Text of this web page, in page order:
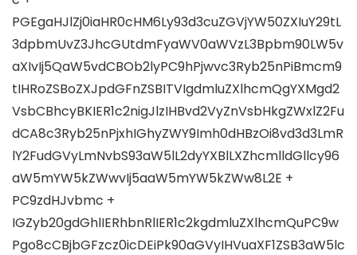
PGEgaHJlZj0iaHR0cHM6Ly93d3cuZGVjYW50ZXIuY29tL
3dpbmUvZ3JhcGUtdmFyaWV0aWVzL3Bpbm90LW5v
aXIvIj5QaW5vdCBOb2lyPC9hPjwvc3Ryb25nPiBmcm9
tIHRoZSBoZXJpdGFnZSBITVIgdmluZXlhcmQgYXMgd2
VsbCBhcyBKIER1c2nigJlzIHBvd2VyZnVsbHkgZWxlZ2Fu
dCA8c3Ryb25nPjxhIGhyZWY9Imh0dHBzOi8vd3d3LmR
lY2FudGVyLmNvbS93aW5lL2dyYXBlLXZhcmlldGllcy96
aW5mYW5kZWwvIj5aaW5mYW5kZWw8L2E +
PC9zdHJvbmc +
IGZyb20gdGhlIERhbnRlIER1c2kgdmluZXlhcmQuPC9w
Pgo8cCBjbGFzcz0icDEiPk90aGVyIHVuaXF1ZSB3aW5lc